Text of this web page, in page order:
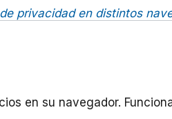
privacidad en distintos
en su navegador.